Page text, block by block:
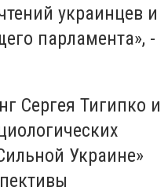
украинцев и
парламента», -
Сергея Тигипко и
Украине»